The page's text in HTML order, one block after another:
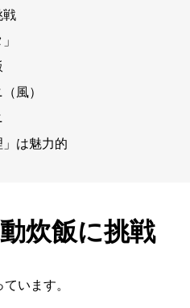
戦
風）
は魅力的
炊飯に挑戦
います。